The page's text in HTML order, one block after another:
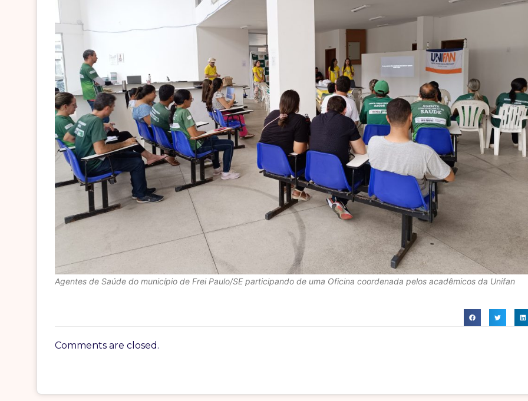
Agentes de Saúde do município de Frei Paulo/SE participando de uma Oficina coordenada pelos acadêmicos da Unifan
Comments are closed.